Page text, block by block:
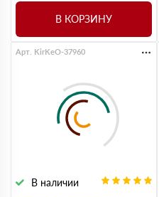
В КОРЗИНУ
В наличии
Арт. KirKeO-37960